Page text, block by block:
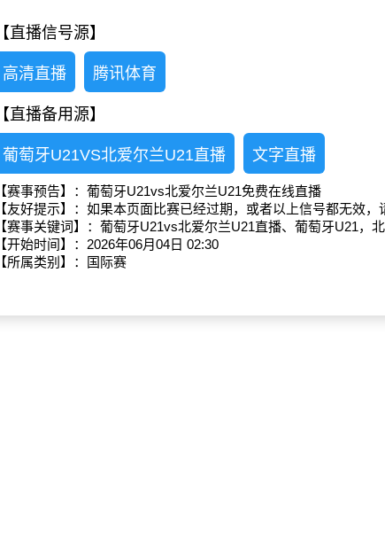
【直播信号源】
高清直播 腾讯体育
【直播备用源】
葡萄牙U21VS北爱尔兰U21直播 文字直播
【赛事预告】：葡萄牙U21vs北爱尔兰U21免费在线直播
【友好提示】：如果本页面比赛已经过期，或者以上信号都无效
【赛事关键词】：葡萄牙U21vs北爱尔兰U21直播、葡萄牙U21，
【开始时间】：2026年06月04日 02:30
【所属类别】：国际赛